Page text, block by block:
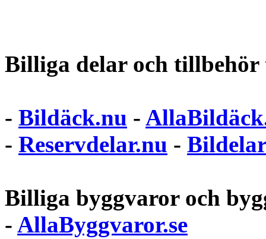
Billiga delar och
- Bildäck.nu -
- Reservdelar.nu - Bildelar
Billiga byggvaror och
- AllaByggvaror.se